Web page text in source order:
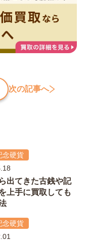
次の記事へ
念硬貨
出てきた古銭や記
上手に買取しても
念硬貨